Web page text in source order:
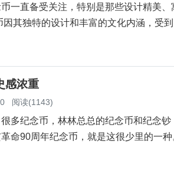
一直备受关注，特别是那些设计精美、
其独特的设计和丰富的文化内涵，受
感浓重
阅读(1143)
纪念币，林林总总的纪念币和纪念钞
命90周年纪念币，就是这很少里的一种